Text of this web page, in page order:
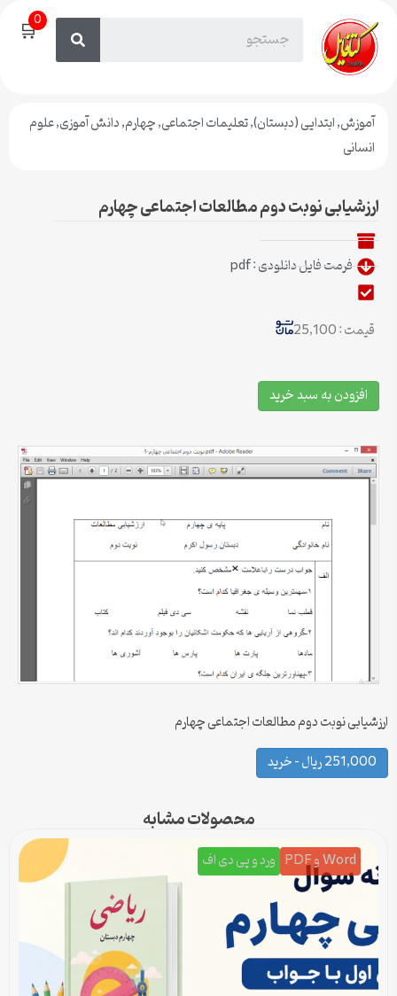
🛒0
آموزش,ابتدایی (دبستان),تعلیمات اجتماعی,چهارم,دانش آموزی,علوم
انسانی
ارزشیابی نوبت دوم مطالعات اجتماعی چهارم
فرمت فایل دانلودی : pdf
قیمت : 25,100
افزودن به سبد خرید
ارزشیابی نوبت دوم مطالعات اجتماعی چهارم
251,000 ریال – خرید
محصولات مشابه
Word و PDF ورد و پی دی اف